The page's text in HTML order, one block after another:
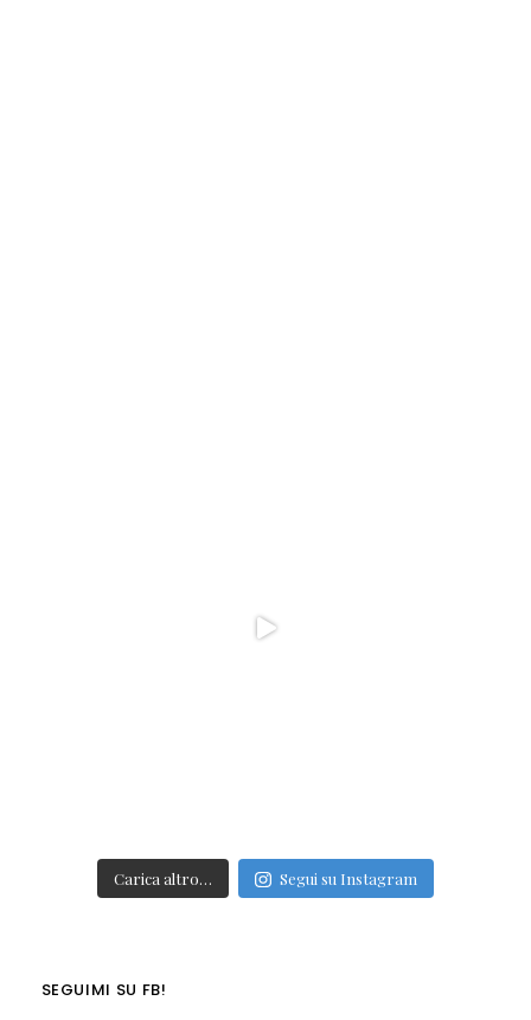
Carica altro… Segui su Instagram
SEGUIMI SU FB!